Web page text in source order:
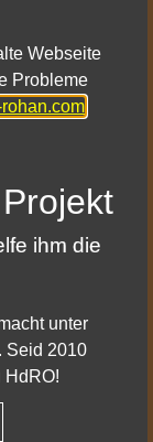
da!
42) - Region
Code licensed
Webseite
Probleme
ihm die
unter
Seid 2010
HdRO!